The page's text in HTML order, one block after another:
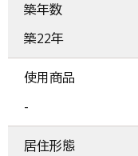
築年数
築22年
使用商品
-
居住形態